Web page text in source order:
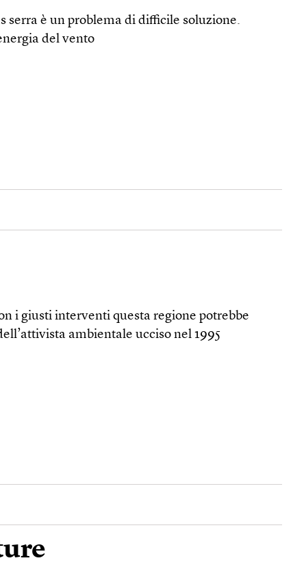
è un problema di difficile soluzione.
del vento
i giusti interventi questa regione potrebbe
ambientale ucciso nel 1995